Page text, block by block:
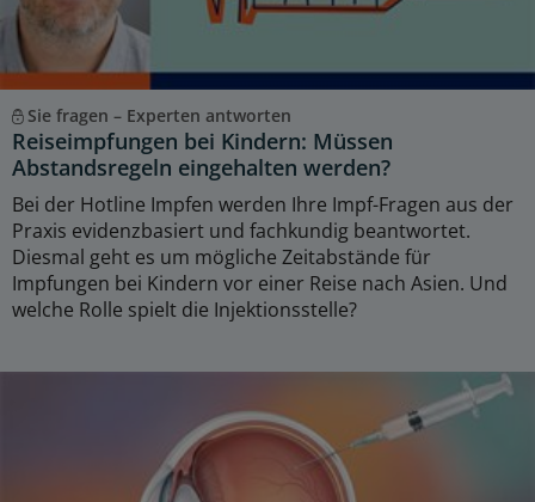
Sie fragen – Experten antworten
Reiseimpfungen bei Kindern: Müssen
Abstandsregeln eingehalten werden?
Bei der Hotline Impfen werden Ihre Impf-Fragen aus der
Praxis evidenzbasiert und fachkundig beantwortet.
Diesmal geht es um mögliche Zeitabstände für
Impfungen bei Kindern vor einer Reise nach Asien. Und
welche Rolle spielt die Injektionsstelle?